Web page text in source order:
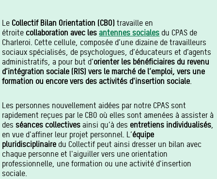
Le Collectif Bilan Orientation (CBO) travaille en
étroite collaboration avec lesantennes sociales du CPAS de
Charleroi. Cette cellule, composée d’une dizaine de travailleurs
sociaux spécialisés, de psychologues, d’éducateurs et d’agents
administratifs, a pour but d’orienter les bénéficiaires du revenu
d’intégration sociale (RIS) vers le marché de l’emploi, vers une
formation ou encore vers des activités d'insertion sociale.
Les personnes nouvellement aidées par notre CPAS sont
rapidement reçues par le CBO où elles sont amenées à assister à
desséances collectives ainsi qu’à des entretiens individualisés,
en vue d'affiner leur projet personnel. L’équipe
pluridisciplinaire du Collectif peut ainsi dresser un bilan avec
chaque personne et l'aiguiller vers une orientation
professionnelle, une formation ou une activité d'insertion
sociale.